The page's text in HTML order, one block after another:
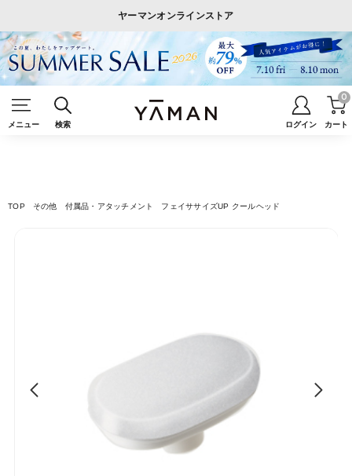
ヤーマンオンラインストア
メニュー 検索 ログイン カート
0
TOP その他 付属品・アタッチメント フェイササイズUP クールヘッド